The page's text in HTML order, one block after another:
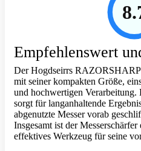
Empfehlenswert
Der Hogdseirrs RAZORSHARP
mit seiner kompakten Größe,
und hochwertigen
sorgt für langanhaltende
abgenutzte Messer vorab
Insgesamt ist der
effektives Werkzeug für seine